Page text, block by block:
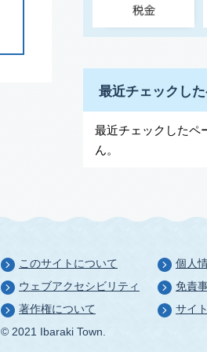
最近チェックし
最近チェックしたペ
ん。
このサイトについて
個人
ウェブアクセシビリティ
免責
著作権について
サイ
© 2021 Ibaraki Town.